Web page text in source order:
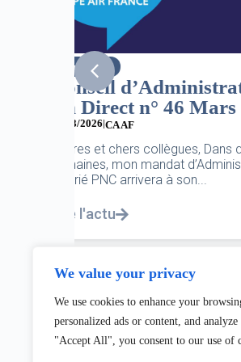
We value your privacy
We use cookies to enhance your
personalized ads or content, and
"Accept All", you consent to our use of
SNPNC
8 mars : journée
internationale
femmes
07/03/2026
DANS L’AÉRIEN COMME
PAS UNE FÊTE,C’EST